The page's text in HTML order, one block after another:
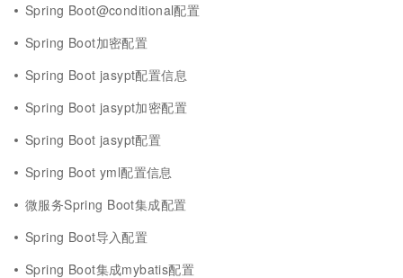
Spring Boot@conditional配置
Spring Boot加密配置
Spring Boot jasypt配置信息
Spring Boot jasypt加密配置
Spring Boot jasypt配置
Spring Boot yml配置信息
微服务Spring Boot集成配置
Spring Boot导入配置
Spring Boot集成mybatis配置